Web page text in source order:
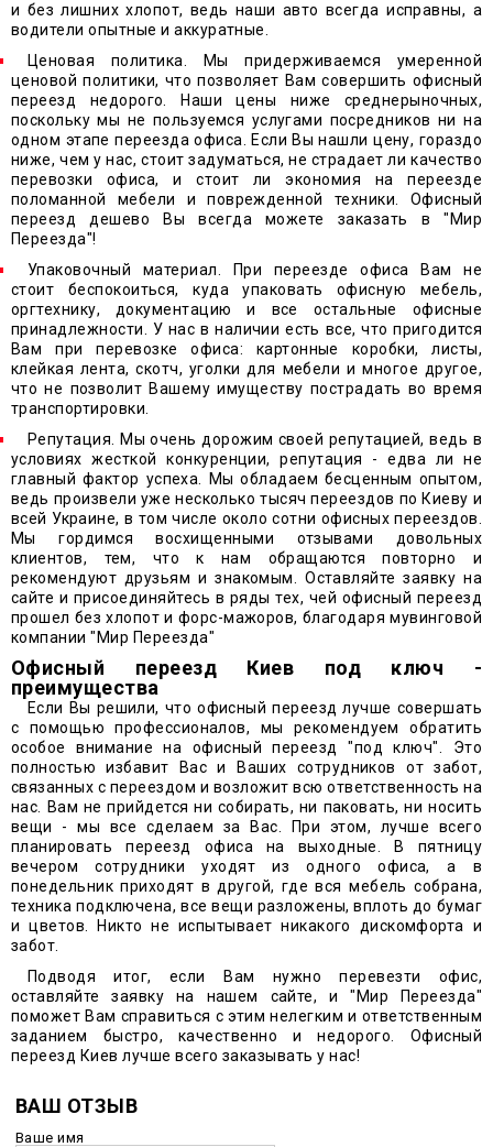
и без лишних хлопот, ведь наши авто всегда исправны, а
водители опытные и аккуратные.
Ценовая политика. Мы придерживаемся умеренной
ценовой политики, что позволяет Вам совершить офисный
переезд недорого. Наши цены ниже среднерыночных,
поскольку мы не пользуемся услугами посредников ни на
одном этапе переезда офиса. Если Вы нашли цену, гораздо
ниже, чем у нас, стоит задуматься, не страдает ли качество
перевозки офиса, и стоит ли экономия на переезде
поломанной мебели и поврежденной техники. Офисный
переезд дешево Вы всегда можете заказать в "Мир
Переезда"!
Упаковочный материал. При переезде офиса Вам не
стоит беспокоиться, куда упаковать офисную мебель,
оргтехнику, документацию и все остальные офисные
принадлежности. У нас в наличии есть все, что пригодится
Вам при перевозке офиса: картонные коробки, листы,
клейкая лента, скотч, уголки для мебели и многое другое,
что не позволит Вашему имуществу пострадать во время
транспортировки.
Репутация. Мы очень дорожим своей репутацией, ведь в
условиях жесткой конкуренции, репутация - едва ли не
главный фактор успеха. Мы обладаем бесценным опытом,
ведь произвели уже несколько тысяч переездов по Киеву и
всей Украине, в том числе около сотни офисных переездов.
Мы гордимся восхищенными отзывами довольных
клиентов, тем, что к нам обращаются повторно и
рекомендуют друзьям и знакомым. Оставляйте заявку на
сайте и присоединяйтесь в ряды тех, чей офисный переезд
прошел без хлопот и форс-мажоров, благодаря мувинговой
компании "Мир Переезда"
Офисный переезд Киев под ключ -
преимущества
Если Вы решили, что офисный переезд лучше совершать
с помощью профессионалов, мы рекомендуем обратить
особое внимание на офисный переезд "под ключ". Это
полностью избавит Вас и Ваших сотрудников от забот,
связанных с переездом и возложит всю ответственность на
нас. Вам не прийдется ни собирать, ни паковать, ни носить
вещи - мы все сделаем за Вас. При этом, лучше всего
планировать переезд офиса на выходные. В пятницу
вечером сотрудники уходят из одного офиса, а в
понедельник приходят в другой, где вся мебель собрана,
техника подключена, все вещи разложены, вплоть до бумаг
и цветов. Никто не испытывает никакого дискомфорта и
забот.
Подводя итог, если Вам нужно перевезти офис,
оставляйте заявку на нашем сайте, и "Мир Переезда"
поможет Вам справиться с этим нелегким и ответственным
заданием быстро, качественно и недорого. Офисный
переезд Киев лучше всего заказывать у нас!
ВАШ ОТЗЫВ
Ваше имя